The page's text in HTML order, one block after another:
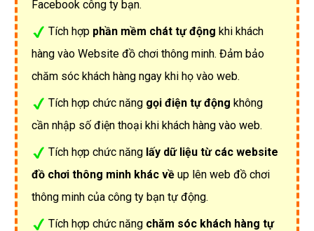
Facebook công ty bạn.
Tích hợp phần mềm chát tự động khi khách
hàng vào Website đồ chơi thông minh. Đảm bảo
chăm sóc khách hàng ngay khi họ vào web.
Tích hợp chức năng gọi điện tự động không
cần nhập số điện thoại khi khách hàng vào web.
Tích hợp chức năng lấy dữ liệu từ các website
đồ chơi thông minh khác về up lên web đồ chơi
thông minh của công ty bạn tự động.
Tích hợp chức năng chăm sóc khách hàng tự